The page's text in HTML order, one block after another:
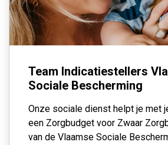
Team Indicatiestellers
Sociale Bescherming
Onze sociale dienst helpt je met
een Zorgbudget voor Zwaar
van de Vlaamse Sociale